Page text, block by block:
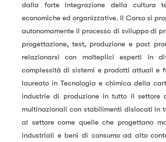
dalla forte integrazione della cultura
economiche ed organizzative. Il Corso si
autonomamente il processo di sviluppo di
progettazione, test, produzione e post
relazionarsi con molteplici esperti in
complessità di sistemi e prodotti attuali e
laureato in Tecnologia e chimica della
industrie di produzione in tutto il settore
multinazionali con stabilimenti dislocati in
al settore come quelle che progettano
industriali e beni di consumo ad alto